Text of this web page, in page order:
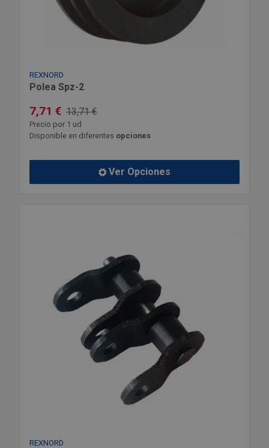
REXNORD
Polea Spz-2
7,71 € 13,71 €
Precio por 1 ud
Disponible en diferentes opciones
Ver Opciones
REXNORD